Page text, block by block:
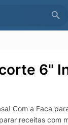
6"
Com a Faca
receitas com